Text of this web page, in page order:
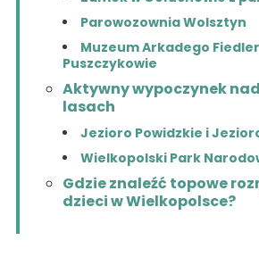
Parowozownia Wolsztyn
Muzeum Arkadego
Puszczykowie
Aktywny wypoczynek
lasach
Jezioro Powidzkie i
Wielkopolski Park
Gdzie znaleźć topowe
dzieci w Wielkopolsce?